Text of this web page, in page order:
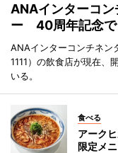
ANAインターコ
ー 40周年記念で
ANAインターコンチネン
1111）の飲食店が現在、
いる。
食べる
アーク
限定メ